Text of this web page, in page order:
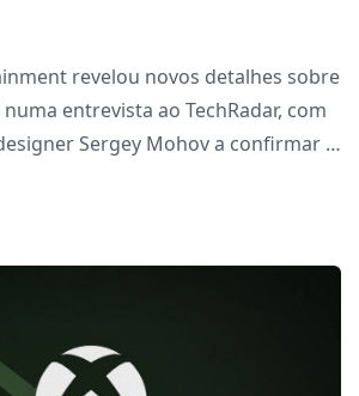
revelou novos detalhes sobre
entrevista ao TechRadar, com
Sergey Mohov a confirmar a
este novo capítu